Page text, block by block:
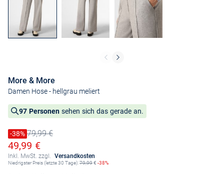
More & More
Damen Hose- hellgrau meliert
97 Personen sehen sich das gerade an.
Preis reduziert um
-38%
Alter Preis79,99 €
Ermäßigter Preis
49,99 €
Inkl. MwSt. zzgl. Versandkosten
Niedrigster Preis (letzte 30 Tage):79,99€ -38%